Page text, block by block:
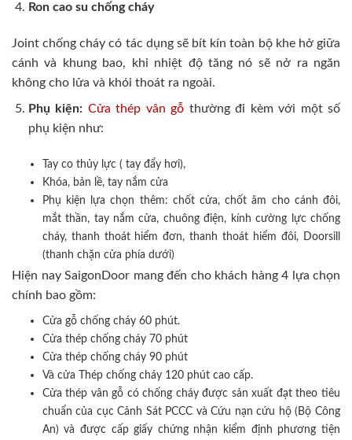
Ron cao su chống cháy
Joint chống cháy có tác dụng sẽ bít kín toàn bộ khe hở giữa
cánh và khung bao, khi nhiệt độ tăng nó sẽ nở ra ngăn
không cho lửa và khói thoát ra ngoài.
Phụ kiện: Cửa thép vân gỗ thường đi kèm với một số
phụ kiện như:
Tay co thủy lực ( tay đẩy hơi),
Khóa, bản lề, tay nắm cửa
Phụ kiện lựa chọn thêm: chốt cửa, chốt âm cho cánh đôi,
mắt thần, tay nắm cửa, chuông điện, kính cường lực chống
cháy, thanh thoát hiểm đơn, thanh thoát hiểm đôi, Doorsill
(thanh chặn cửa phía dưới)
Hiện nay SaigonDoor mang đến cho khách hàng 4 lựa chọn
chính bao gồm:
Cửa gỗ chống cháy 60 phút.
Cửa thép chống cháy 70 phút
Cửa thép chống cháy 90 phút
Và cửa Thép chống cháy 120 phút cao cấp.
Cửa thép vân gỗ có chống cháy được sản xuất đạt theo tiêu
chuẩn của cục Cảnh Sát PCCC và Cứu nạn cứu hộ (Bộ Công
An) và được cấp giấy chứng nhận kiểm định phương tiện